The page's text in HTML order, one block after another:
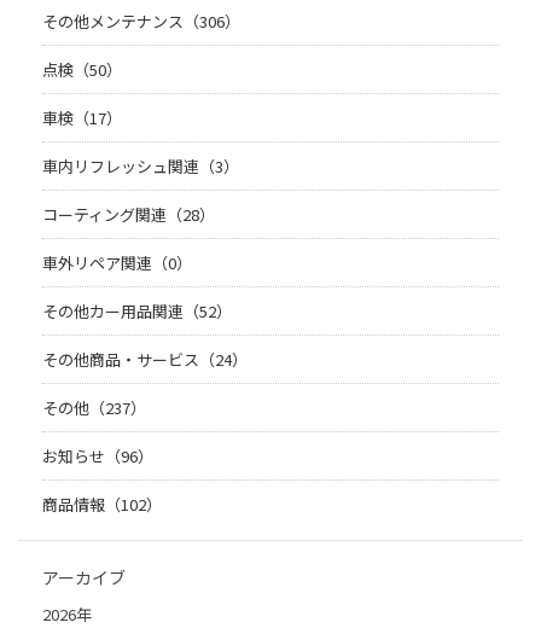
その他メンテナンス（306）
点検（50）
車検（17）
車内リフレッシュ関連（3）
コーティング関連（28）
車外リペア関連（0）
その他カー用品関連（52）
その他商品・サービス（24）
その他（237）
お知らせ（96）
商品情報（102）
アーカイブ
2026年